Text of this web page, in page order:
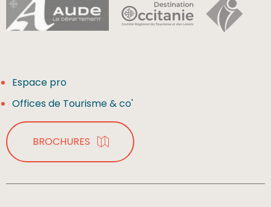
Espace pro
Offices de Tourisme & co'
BROCHURES